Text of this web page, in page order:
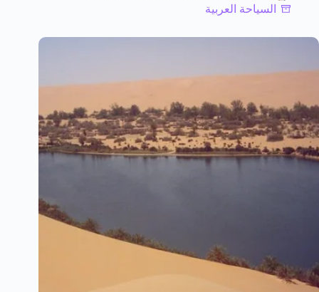
السياحة العربية